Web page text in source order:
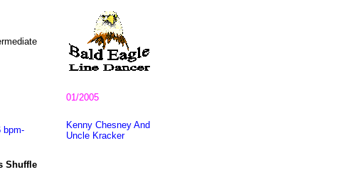
01/2005
bpm-
Kenny Chesney And
Uncle Kracker
Shuffle